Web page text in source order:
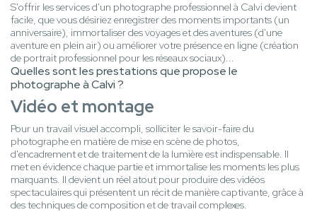
S'offrir les services d'un photographe professionnel à Calvi devient
facile, que vous désiriez enregistrer des moments importants (un
anniversaire), immortaliser des voyages et des aventures (d'une
aventure en plein air) ou améliorer votre présence en ligne (création
de portrait professionnel pour les réseaux sociaux)...
Quelles sont les prestations que propose le
photographe à Calvi ?
Vidéo et montage
Pour un travail visuel accompli, solliciter le savoir-faire du
photographe en matière de mise en scène de photos,
d'encadrement et de traitement de la lumière est indispensable. Il
met en évidence chaque partie et immortalise les moments les plus
marquants. Il devient un réel atout pour produire des vidéos
spectaculaires qui présentent un récit de manière captivante, grâce à
des techniques de composition et de travail complexes.